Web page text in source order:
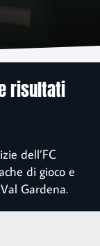
risultati
dell’FC
di gioco e
Gardena.